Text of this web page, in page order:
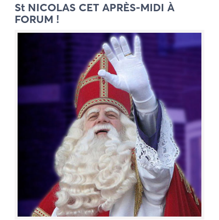
St NICOLAS CET APRÈS-MIDI À
FORUM !